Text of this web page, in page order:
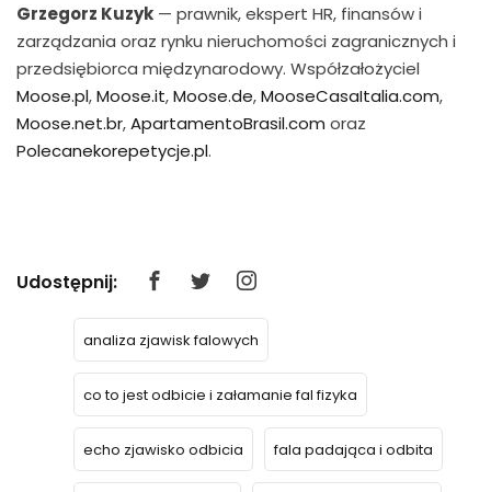
Grzegorz Kuzyk — prawnik, ekspert HR, finansów i
zarządzania oraz rynku nieruchomości zagranicznych i
przedsiębiorca międzynarodowy. Współzałożyciel
Moose.pl,Moose.it,Moose.de,MooseCasaItalia.com,
Moose.net.br,ApartamentoBrasil.com oraz
Polecanekorepetycje.pl.
Udostępnij:
analiza zjawisk falowych
co to jest odbicie i załamanie fal fizyka
echo zjawisko odbicia fala padająca i odbita